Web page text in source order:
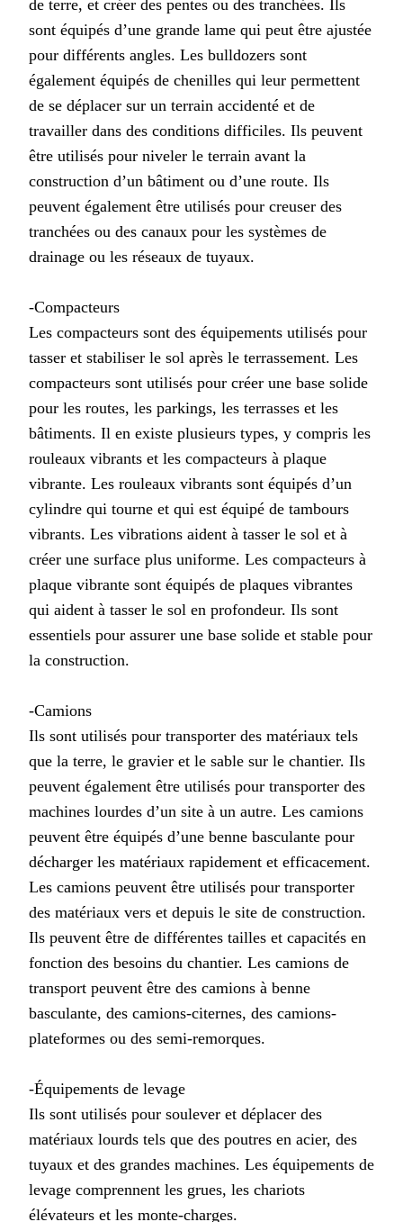
de terre, et créer des pentes ou des tranchées. Ils
sont équipés d’une grande lame qui peut être ajustée
pour différents angles. Les bulldozers sont
également équipés de chenilles qui leur permettent
de se déplacer sur un terrain accidenté et de
travailler dans des conditions difficiles. Ils peuvent
être utilisés pour niveler le terrain avant la
construction d’un bâtiment ou d’une route. Ils
peuvent également être utilisés pour creuser des
tranchées ou des canaux pour les systèmes de
drainage ou les réseaux de tuyaux.
-Compacteurs
Les compacteurs sont des équipements utilisés pour
tasser et stabiliser le sol après le terrassement. Les
compacteurs sont utilisés pour créer une base solide
pour les routes, les parkings, les terrasses et les
bâtiments. Il en existe plusieurs types, y compris les
rouleaux vibrants et les compacteurs à plaque
vibrante. Les rouleaux vibrants sont équipés d’un
cylindre qui tourne et qui est équipé de tambours
vibrants. Les vibrations aident à tasser le sol et à
créer une surface plus uniforme. Les compacteurs à
plaque vibrante sont équipés de plaques vibrantes
qui aident à tasser le sol en profondeur. Ils sont
essentiels pour assurer une base solide et stable pour
la construction.
-Camions
Ils sont utilisés pour transporter des matériaux tels
que la terre, le gravier et le sable sur le chantier. Ils
peuvent également être utilisés pour transporter des
machines lourdes d’un site à un autre. Les camions
peuvent être équipés d’une benne basculante pour
décharger les matériaux rapidement et efficacement.
Les camions peuvent être utilisés pour transporter
des matériaux vers et depuis le site de construction.
Ils peuvent être de différentes tailles et capacités en
fonction des besoins du chantier. Les camions de
transport peuvent être des camions à benne
basculante, des camions-citernes, des camions-
plateformes ou des semi-remorques.
-Équipements de levage
Ils sont utilisés pour soulever et déplacer des
matériaux lourds tels que des poutres en acier, des
tuyaux et des grandes machines. Les équipements de
levage comprennent les grues, les chariots
élévateurs et les monte-charges.